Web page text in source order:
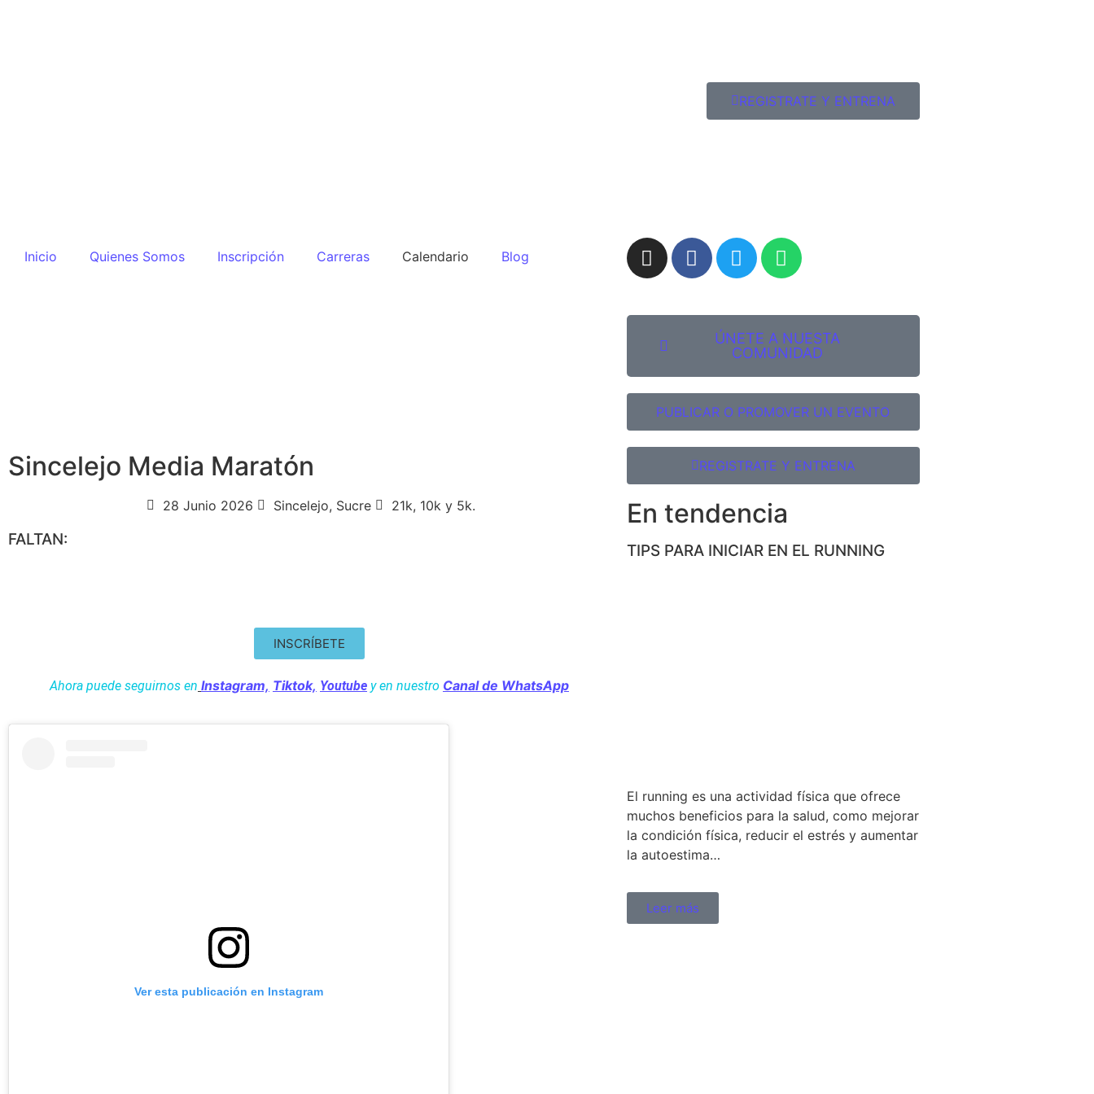
REGISTRATE Y ENTRENA
Inicio Quienes Somos Inscripción Carreras Calendario Blog
Sincelejo Media Maratón
28 Junio 2026 Sincelejo, Sucre 21k, 10k y 5k.
FALTAN:
INSCRÍBETE
Ahora puede seguirnos en Instagram, Tiktok, Youtubey en nuestro Canal de WhatsApp
Ver esta publicación en Instagram
ÚNETE A NUESTA
COMUNIDAD
PUBLICAR O PROMOVER UN EVENTO
REGISTRATE Y ENTRENA
En tendencia
TIPS PARA INICIAR EN EL RUNNING
El running es una actividad física que ofrece
muchos beneficios para la salud, como mejorar
la condición física, reducir el estrés y aumentar
la autoestima…
Leer más